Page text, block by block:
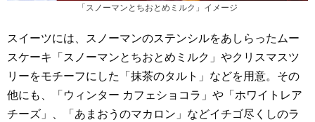
「スノーマンとちおとめミルク」イメージ
スイーツには、スノーマンのステンシルをあしらったムー
スケーキ「スノーマンとちおとめミルク」やクリスマスツ
リーをモチーフにした「抹茶のタルト」などを用意。その
他にも、「ウィンター カフェショコラ」や「ホワイトレア
チーズ」、「あまおうのマカロン」などイチゴ尽くしのラ